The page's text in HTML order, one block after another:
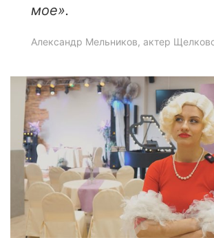
мое».
Александр Мельников, актер